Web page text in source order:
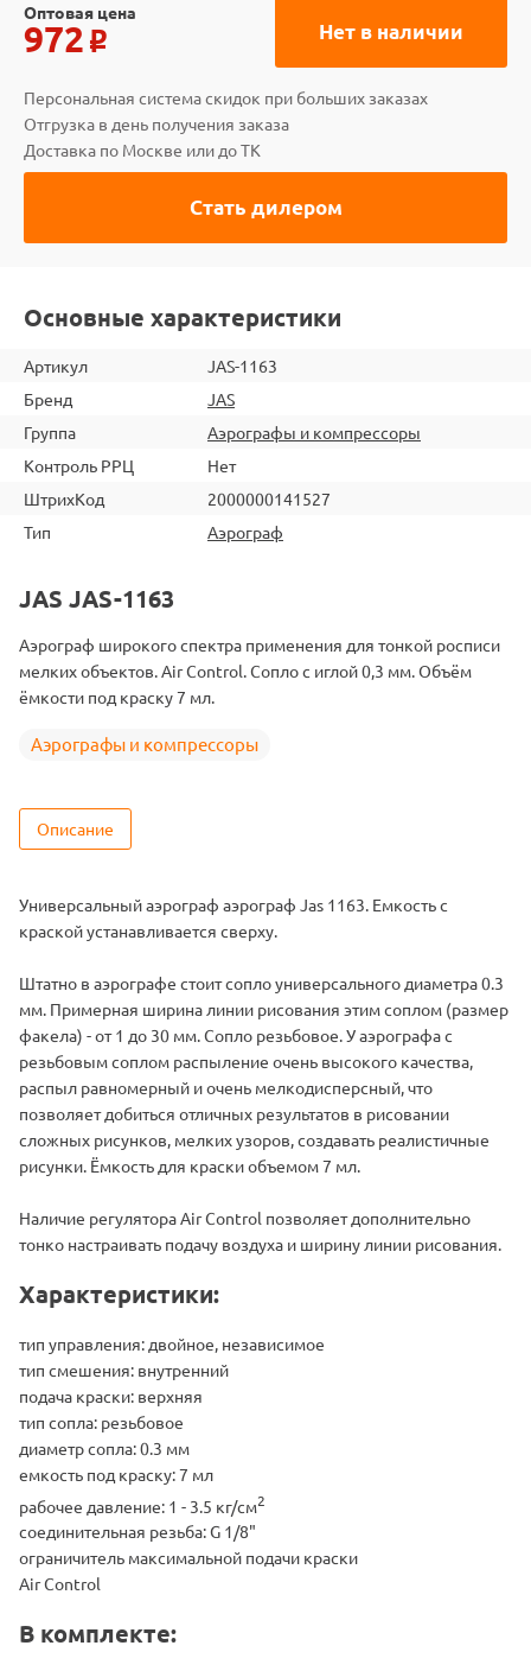
Нет в наличии
Оптовая цена
972 o
Персональная система скидок при больших заказах
Отгрузка в день получения заказа
Доставка по Москве или до ТК
Стать дилером
Основные характеристики
Артикул
JAS-1163
Бренд
JAS
Группа
Аэрографы и компрессоры
Контроль РРЦ
Нет
ШтрихКод
2000000141527
Тип
Аэрограф
JAS JAS-1163
Аэрограф широкого спектра применения для тонкой росписи
мелких объектов. Air Control. Сопло с иглой 0,3 мм. Объём
ёмкости под краску 7 мл.
Аэрографы и компрессоры
Описание
Универсальный аэрограф аэрограф Jas 1163. Емкость с
краской устанавливается сверху.
Штатно в аэрографе стоит сопло универсального диаметра 0.3
мм. Примерная ширина линии рисования этим соплом (размер
факела) - от 1 до 30 мм. Сопло резьбовое. У аэрографа с
резьбовым соплом распыление очень высокого качества,
распыл равномерный и очень мелкодисперсный, что
позволяет добиться отличных результатов в рисовании
сложных рисунков, мелких узоров, создавать реалистичные
рисунки. Ёмкость для краски объемом 7 мл.
Наличие регулятора Air Control позволяет дополнительно
тонко настраивать подачу воздуха и ширину линии рисования.
Характеристики:
тип управления: двойное, независимое
тип смешения: внутренний
подача краски: верхняя
тип сопла: резьбовое
диаметр сопла: 0.3 мм
емкость под краску: 7 мл
рабочее давление: 1 - 3.5 кг/см2
соединительная резьба: G 1/8"
ограничитель максимальной подачи краски
Air Control
В комплекте: